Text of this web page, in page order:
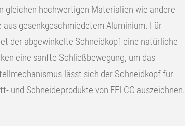
gleichen hochwertigen Materialien wie andere
gesenkgeschmiedetem Aluminium. Für
der abgewinkelte Schneidkopf eine natürliche
eine sanfte Schließbewegung, um das
lässt sich der Schneidkopf für
und Schneideprodukte von FELCO auszeichnen.